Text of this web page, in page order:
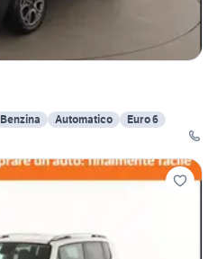
Benzina Automatico
Euro 6